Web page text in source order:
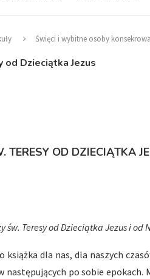
Święci i wybitne osoby
od Dzieciątka Jezus
TERESY OD DZIECIĄTKA
św. Teresy od Dzieciątka Jezus i od
dla nas, dla naszych
następujących po sobie epokach.